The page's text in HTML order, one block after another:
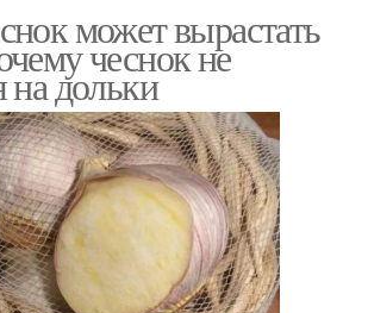
может вырастать
чеснок не
на дольки